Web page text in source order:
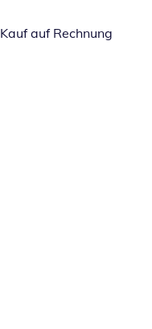
Kauf auf Rechnung